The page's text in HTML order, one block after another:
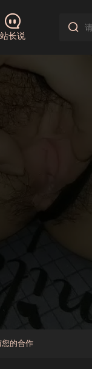
站长说
您的合作